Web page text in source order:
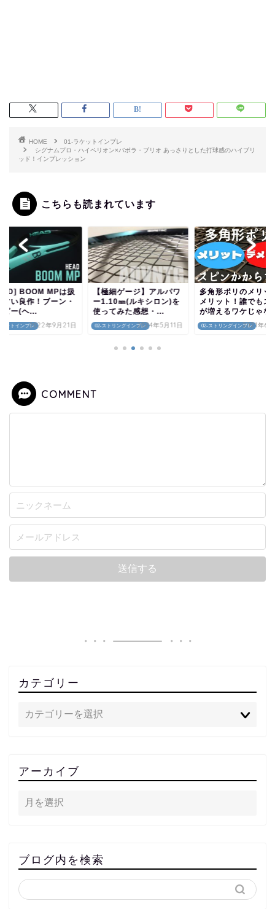
HOME
01-ラケットインプレ
シグナムプロ・ハイペリオン×バボラ・ブリオ あっさりとした打球感のハイブリ
ッド！インプレッション
こちらも読まれています
ットインプレ
BOOM MPは扱
すい良作！ブーン・
ピー(ヘ...
2022年9月21日 02-ストリングインプレ
【極細ゲージ】アルパワ
ー1.10㎜(ルキシロン)を
使ってみた感想・...
2024年5月11日 02-ストリングインプレ
多角形ポリのメリッ
メリット！誰でもス
が増えるワケじゃな
2021年6
COMMENT
カテゴリー
アーカイブ
ブログ内を検索